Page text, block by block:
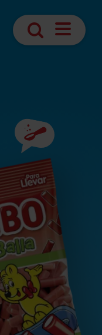
BúsquedaAbrir
Ingredientes